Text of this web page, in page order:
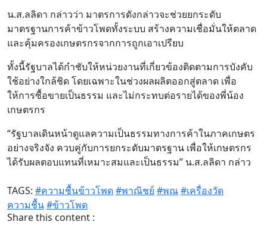
น.ส.ลลิดา กล่าวว่า มาตรการดังกล่าวจะช่วยยกระดับ
มาตรฐานการค้าข้าวโพดทั้งระบบ สร้างความเชื่อมั่นให้ตลาด
และคุ้มครองเกษตรกรจากการถูกเอาเปรียบ
ทั้งนี้รัฐบาลได้กำชับให้หน่วยงานที่เกี่ยวข้องติดตามการบังคับ
ใช้อย่างใกล้ชิด โดยเฉพาะในช่วงผลผลิตออกสู่ตลาด เพื่อ
ให้การซื้อขายเป็นธรรม และไม่กระทบต่อรายได้ของพี่น้อง
เกษตรกร
“รัฐบาลเดินหน้าดูแลความเป็นธรรมทางการค้าในภาคเกษตร
อย่างจริงจัง ควบคู่กับการยกระดับมาตรฐาน เพื่อให้เกษตรกร
ได้รับผลตอบแทนที่เหมาะสมและเป็นธรรม” น.ส.ลลิดา กล่าว
TAGS: #ความชื้นข้าวโพด#พาณิชย์ #พณ#เครื่องวัด
ความชื้น#ข้าวโพด
Share this content :